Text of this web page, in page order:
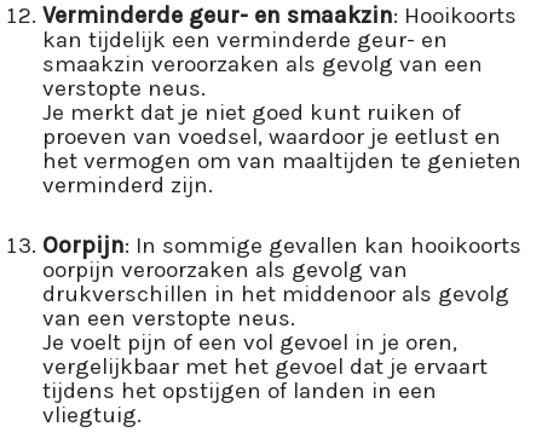
Verminderde geur- en smaakzin: Hooikoorts
kan tijdelijk een verminderde geur- en
smaakzin veroorzaken als gevolg van een
verstopte neus.
Je merkt dat je niet goed kunt ruiken of
proeven van voedsel, waardoor je eetlust en
het vermogen om van maaltijden te genieten
verminderd zijn.
Oorpijn: In sommige gevallen kan hooikoorts
oorpijn veroorzaken als gevolg van
drukverschillen in het middenoor als gevolg
van een verstopte neus.
Je voelt pijn of een vol gevoel in je oren,
vergelijkbaar met het gevoel dat je ervaart
tijdens het opstijgen of landen in een
vliegtuig.